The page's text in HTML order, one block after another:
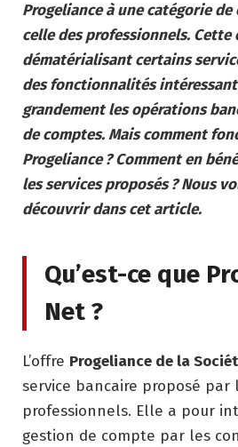
Progeliance à une catégorie
celle des professionnels. Cette
dématérialisant certains
des fonctionnalités
grandement les opérations
de comptes. Mais comment
Progeliance ? Comment en
les services proposés ? Nous
découvrir dans cet article.
Qu’est-ce que
Net ?
L’offre Progeliance de la
service bancaire proposé par
professionnels. Elle a pour
gestion de compte par les